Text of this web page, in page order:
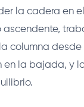
la cadera en
ascendente,
columna
en la bajada, y